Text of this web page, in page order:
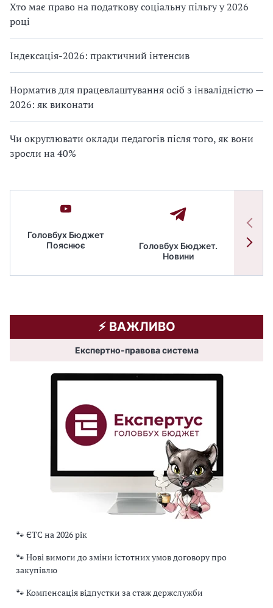
Хто має право на податкову соціальну пільгу у 2026
році
Індексація-2026: практичний інтенсив
Норматив для працевлаштування осіб з інвалідністю —
2026: як виконати
Чи округлювати оклади педагогів після того, як вони
зросли на 40%
Головбух Бюджет
Пояснює
Головбух Бюджет.
Новини
⚡️ ВАЖЛИВО
Експертно-правова система
🐾 ЄТС на 2026 рік
🐾 Нові вимоги до зміни істотних умов договору про
закупівлю
🐾 Компенсація відпустки за стаж держслужби